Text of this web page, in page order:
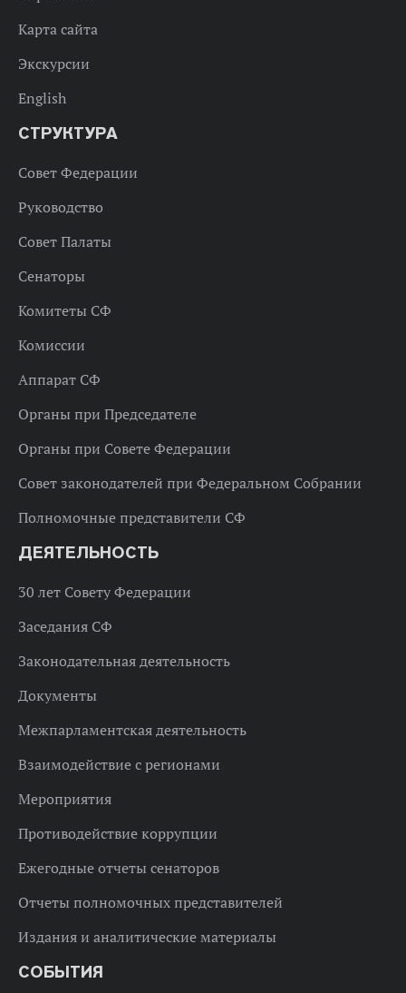
Карта сайта
Экскурсии
English
СТРУКТУРА
Совет Федерации
Руководство
Совет Палаты
Сенаторы
Комитеты СФ
Комиссии
Аппарат СФ
Органы при Председателе
Органы при Совете Федерации
Совет законодателей при Федеральном Собрании
Полномочные представители СФ
ДЕЯТЕЛЬНОСТЬ
30 лет Совету Федерации
Заседания СФ
Законодательная деятельность
Документы
Межпарламентская деятельность
Взаимодействие с регионами
Мероприятия
Противодействие коррупции
Ежегодные отчеты сенаторов
Отчеты полномочных представителей
Издания и аналитические материалы
СОБЫТИЯ